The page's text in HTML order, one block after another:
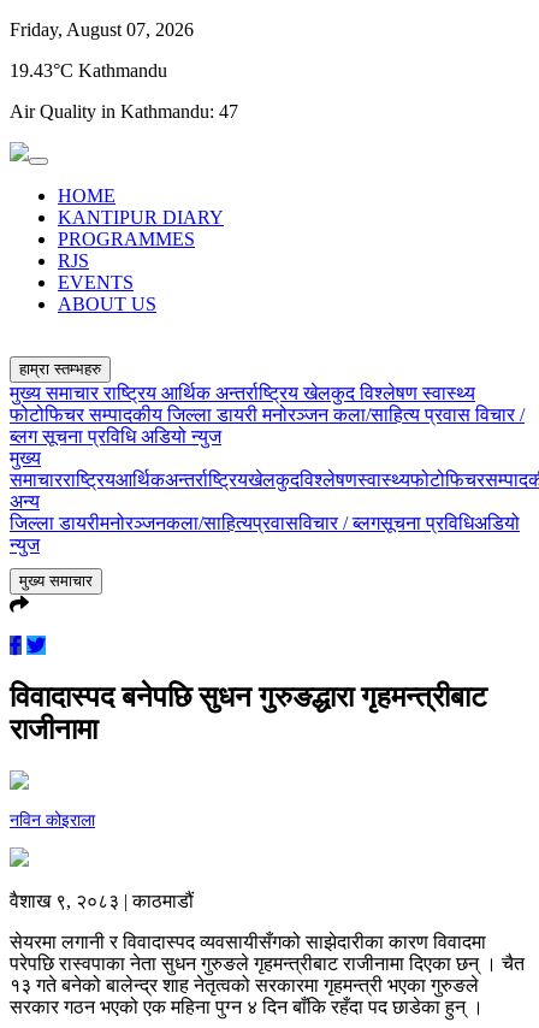
Friday, August 07, 2026
19.43°C Kathmandu
Air Quality in Kathmandu: 47
HOME
KANTIPUR DIARY
PROGRAMMES
RJS
EVENTS
ABOUT US
हाम्रा स्तम्भहरु
मुख्य समाचारराष्ट्रिय आर्थिकअन्तर्राष्ट्रियखेलकुदविश्लेषणस्वास्थ्य
फोटोफिचरसम्पादकीयजिल्ला डायरीमनोरञ्जनकला/साहित्यप्रवासविचार /
ब्लगसूचना प्रविधिअडियो न्युज
मुख्य
समाचारराष्ट्रियआर्थिकअन्तर्राष्ट्रियखेलकुदविश्लेषणस्वास्थ्यफोटोफिचर
अन्य
जिल्ला डायरीमनोरञ्जनकला/साहित्यप्रवासविचार / ब्लगसूचना प्रविधिअडियो
न्युज
मुख्य समाचार
विवादास्पद बनेपछि सुधन गुरुङद्धारा गृहमन्त्रीबाट
राजीनामा
नविन कोइराला
वैशाख ९, २०८३ | काठमाडौं
सेयरमा लगानी र विवादास्पद व्यवसायीसँगको साझेदारीका कारण विवादमा
परेपछि रास्वपाका नेता सुधन गुरुङले गृहमन्त्रीबाट राजीनामा दिएका छन् । चैत
१३ गते बनेको बालेन्द्र शाह नेतृत्वको सरकारमा गृहमन्त्री भएका गुरुङले
सरकार गठन भएको एक महिना पुग्न ४ दिन बाँकि रहँदा पद छाडेका हुन् ।